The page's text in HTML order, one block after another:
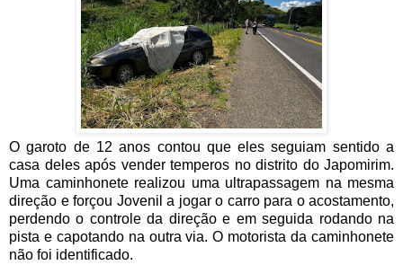
O garoto de 12 anos contou que eles seguiam sentido a
casa deles após vender temperos no distrito do Japomirim.
Uma caminhonete realizou uma ultrapassagem na mesma
direção e forçou Jovenil a jogar o carro para o acostamento,
perdendo o controle da direção e em seguida rodando na
pista e capotando na outra via. O motorista da caminhonete
não foi identificado.